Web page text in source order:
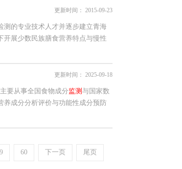
更新时间： 2015-09-23
测的专业技术人才并逐步建立青海
开展少数民族膳食营养特点与慢性
更新时间： 2025-09-18
要从事全国食物成分监测 与国家数
养成分分析评价与功能性成分预防
60 下一页 尾页